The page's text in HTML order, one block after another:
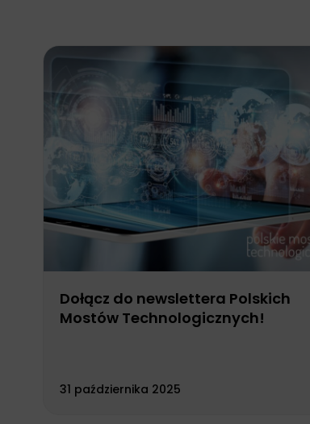
Dołącz do newslettera Polskich
Mostów Technologicznych!
31 października 2025